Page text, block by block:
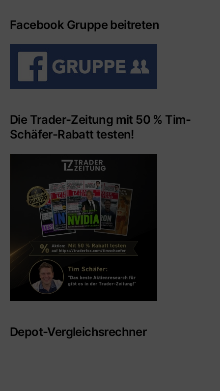
Facebook Gruppe beitreten
Die Trader-Zeitung mit 50 % Tim-
Schäfer-Rabatt testen!
Depot-Vergleichsrechner